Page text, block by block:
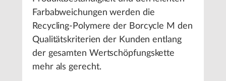
Farbabweichungen werden die
Recycling-Polymere der Borcycle M den
Qualitätskriterien der Kunden entlang
der gesamten Wertschöpfungskette
mehr als gerecht.